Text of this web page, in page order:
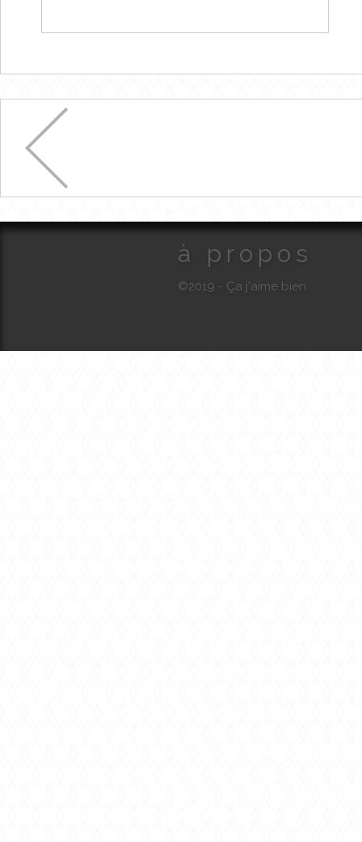
à propos
©2019 - Ça j'aime bien